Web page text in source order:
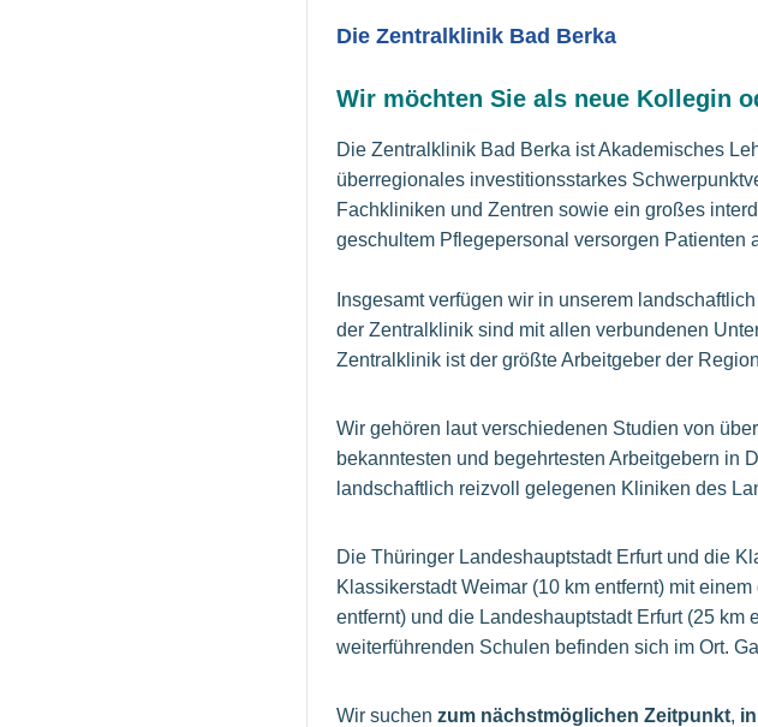
Die Zentralklinik Bad Berka
Wir möchten Sie als neue Kollegin
Die Zentralklinik Bad Berka ist Akademisches
überregionales investitionsstarkes
Fachkliniken und Zentren sowie ein großes
geschultem Pflegepersonal versorgen Patienten
Insgesamt verfügen wir in unserem
der Zentralklinik sind mit allen verbundenen
Zentralklinik ist der größte Arbeitgeber der
Wir gehören laut verschiedenen Studien von
bekanntesten und begehrtesten Arbeitgebern in
landschaftlich reizvoll gelegenen Kliniken des
Die Thüringer Landeshauptstadt Erfurt und die
Klassikerstadt Weimar (10 km entfernt) mit
entfernt) und die Landeshauptstadt Erfurt (25
weiterführenden Schulen befinden sich im Ort.
Wir suchen zum nächstmöglichen Zeitpunkt,